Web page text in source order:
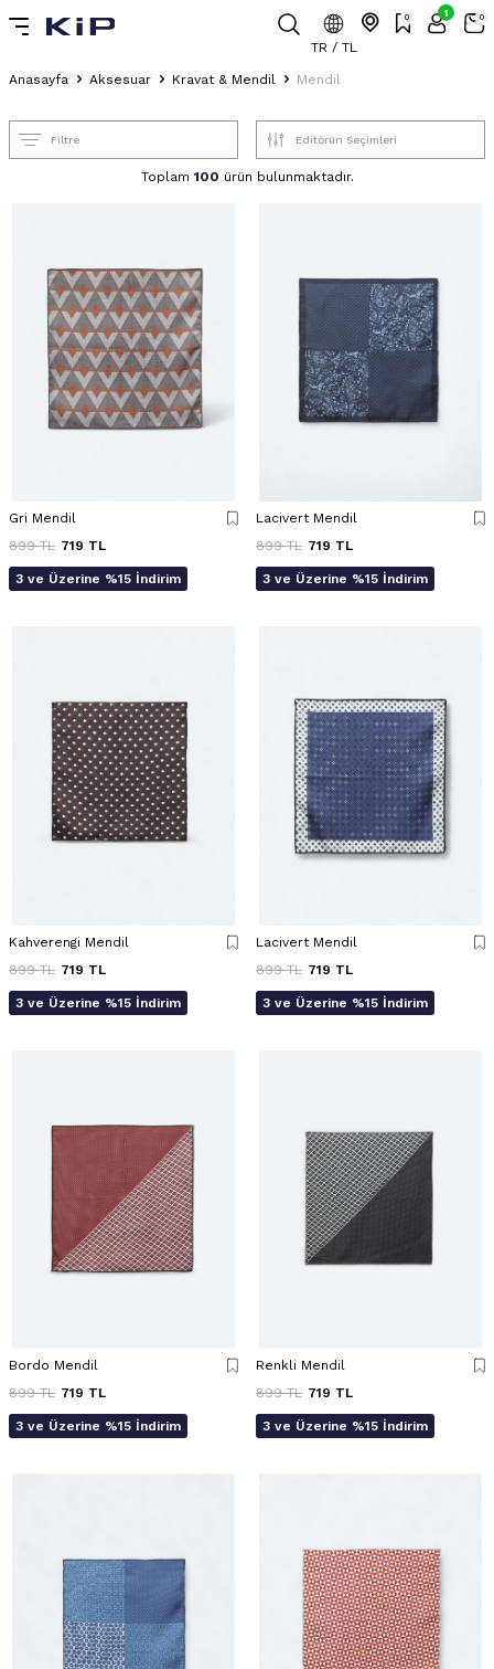
TR / TL
0 1 0
Anasayfa Aksesuar Kravat & Mendil Mendil
Filtre
Toplam 100 ürün bulunmaktadır.
Gri Mendil
899TL 719 TL
3 ve Üzerine %15 İndirim
Lacivert Mendil
899TL 719 TL
3 ve Üzerine %15 İndirim
Kahverengi Mendil
899TL 719 TL
3 ve Üzerine %15 İndirim
Lacivert Mendil
899TL 719 TL
3 ve Üzerine %15 İndirim
Bordo Mendil
899TL 719 TL
3 ve Üzerine %15 İndirim
Renkli Mendil
899TL 719 TL
3 ve Üzerine %15 İndirim